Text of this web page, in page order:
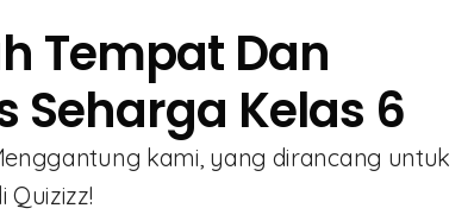
Tempat Dan
Seharga Kelas 6
kami, yang dirancang untuk